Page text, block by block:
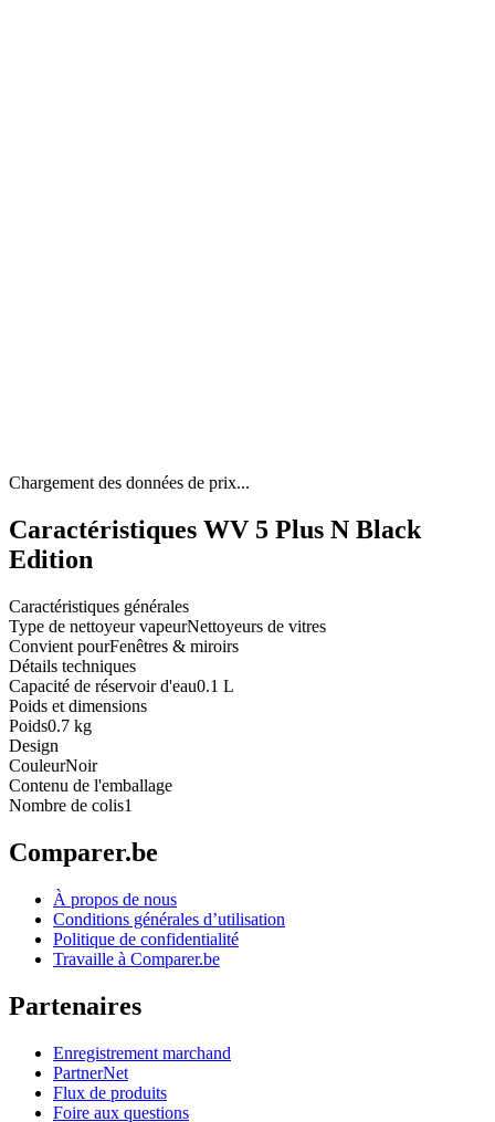
Chargement des données de prix...
Caractéristiques WV 5 Plus N Black
Edition
Caractéristiques générales
Type de nettoyeur vapeurNettoyeurs de vitres
Convient pourFenêtres & miroirs
Détails techniques
Capacité de réservoir d'eau0.1 L
Poids et dimensions
Poids0.7 kg
Design
CouleurNoir
Contenu de l'emballage
Nombre de colis1
Comparer.be
À propos de nous
Conditions générales d’utilisation
Politique de confidentialité
Travaille à Comparer.be
Partenaires
Enregistrement marchand
PartnerNet
Flux de produits
Foire aux questions